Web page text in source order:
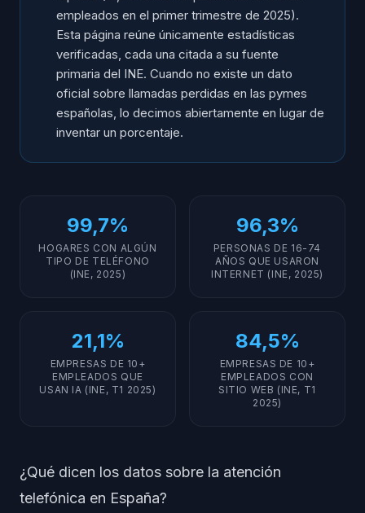
empleados en el primer trimestre de 2025).
Esta página reúne únicamente estadísticas
verificadas, cada una citada a su fuente
primaria del INE. Cuando no existe un dato
oficial sobre llamadas perdidas en las pymes
españolas, lo decimos abiertamente en lugar de
inventar un porcentaje.
99,7%
HOGARES CON ALGÚN
TIPO DE TELÉFONO
(INE, 2025)
96,3%
PERSONAS DE 16-74
AÑOS QUE USARON
INTERNET (INE, 2025)
21,1%
EMPRESAS DE 10+
EMPLEADOS QUE
USAN IA (INE, T1 2025)
84,5%
EMPRESAS DE 10+
EMPLEADOS CON
SITIO WEB (INE, T1
2025)
¿Qué dicen los datos sobre la atención
telefónica en España?